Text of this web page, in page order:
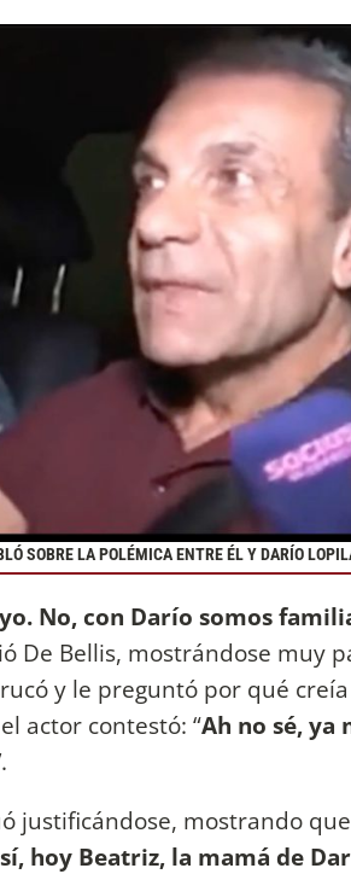
SOBRE LA POLÉMICA ENTRE ÉL Y DARÍO
No, con Darío somos
De Bellis, mostrándose muy
y le preguntó por qué
actor contestó: “Ah no sé, ya
.
justificándose, mostrando
hoy Beatriz, la mamá de